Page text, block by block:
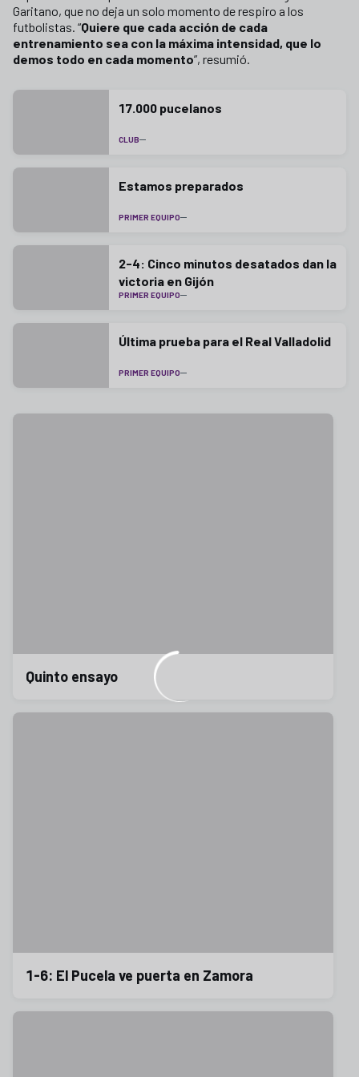
Garitano, que no deja un solo momento de respiro a los
futbolistas. “Quiere que cada acción de cada
entrenamiento sea con la máxima intensidad, que lo
demos todo en cada momento”, resumió.
17.000 pucelanos
CLUB
Estamos preparados
PRIMER EQUIPO
2-4: Cinco minutos desatados dan la
victoria en Gijón
PRIMER EQUIPO
Última prueba para el Real Valladolid
PRIMER EQUIPO
Quinto ensayo
1-6: El Pucela ve puerta en Zamora